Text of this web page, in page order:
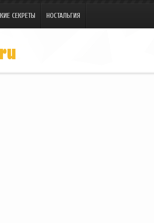
СЕКРЕТЫ НОСТАЛЬГИЯ